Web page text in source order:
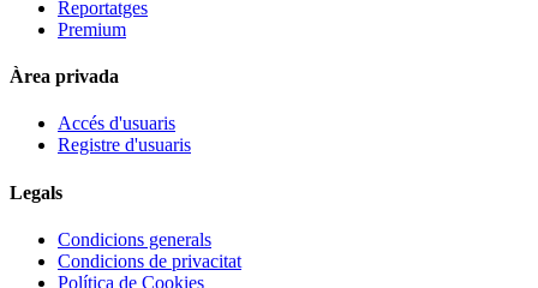
Reportatges
Premium
Àrea privada
Accés d'usuaris
Registre d'usuaris
Legals
Condicions generals
Condicions de privacitat
Política de Cookies